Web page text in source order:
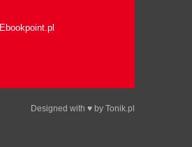
Ebookpoint.pl
Designed with ♥ by Tonik.pl